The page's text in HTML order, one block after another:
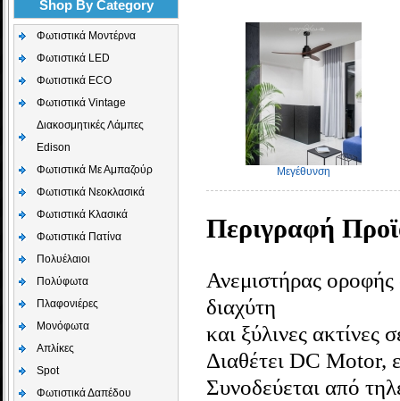
Shop By Category
Φωτιστικά Μοντέρνα
Φωτιστικά LED
Φωτιστικά ECO
Φωτιστικά Vintage
Διακοσμητικές Λάμπες
Edison
Φωτιστικά Με Αμπαζούρ
Φωτιστικά Νεοκλασικά
Φωτιστικά Κλασικά
Φωτιστικά Πατίνα
Πολυέλαιοι
Πολύφωτα
Πλαφονιέρες
Μονόφωτα
Απλίκες
Spot
Φωτιστικά Δαπέδου
Μεγέθυνση
Περιγραφή
Ανεμιστήρας
διαχύτη
και ξύλινες
Διαθέτει DC Motor,
Συνοδεύεται από